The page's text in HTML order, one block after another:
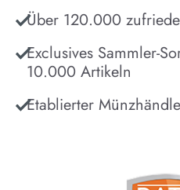
Über 120.000
Exclusives Sammler-
10.000 Artikeln
Etablierter